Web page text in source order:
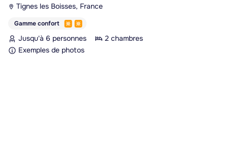
Tignes les Boisses, France
Gamme confort
Jusqu'à 6 personnes
2 chambres
Exemples de photos